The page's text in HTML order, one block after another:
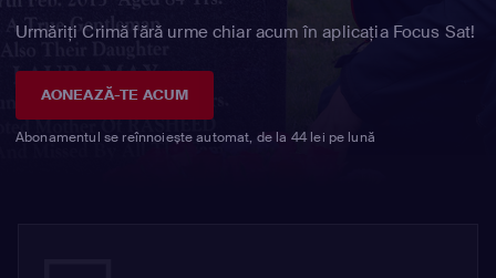
Urmăriți Crimă fără urme chiar acum în aplicația Focus Sat!
AONEAZĂ-TE ACUM
Abonamentul se reînnoiește automat, de la 44 lei pe lună